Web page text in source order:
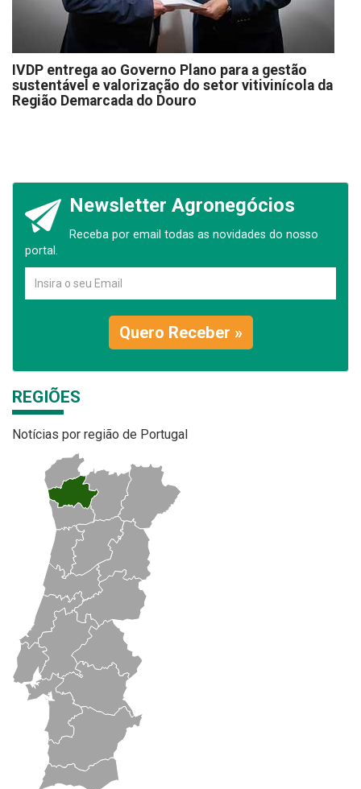
IVDP entrega ao Governo Plano para a gestão
sustentável e valorização do setor vitivinícola da
Região Demarcada do Douro
Newsletter Agronegócios
Receba por email todas as novidades do nosso
portal.
Quero Receber »
REGIÕES
Notícias por região de Portugal